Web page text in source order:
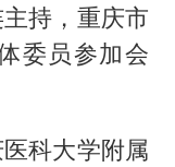
来没有“独立”过
海豚
取消
持，重庆市
委员参加会
科大学附属